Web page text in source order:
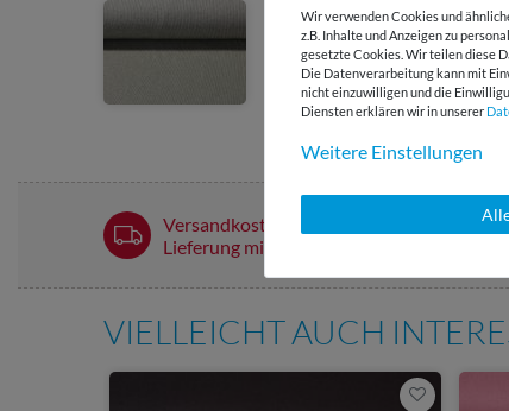
Versandkostenfrei ab 60 € -
Lieferung mit DHL
VIELLEICHT AUCH
Wir verwenden Cookies und
z.B. Inhalte und Anzeigen zu
gesetzte Cookies. Wir teilen diese
Die Datenverarbeitung kann mit
nicht einzuwilligen und die
Diensten erklären wir in unserer
Weitere Einstellungen